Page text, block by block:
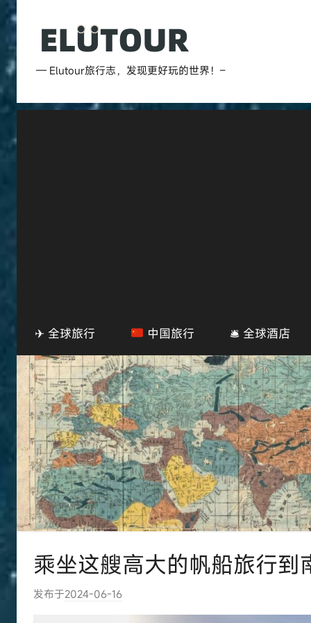
跳
内
Elutour
旅
— Elutour旅行志，发现更好玩的世界！–
✈ 全球旅行 中国旅行 🛎 全球酒店
乘坐这艘高大的帆船旅行到
发布于2024-06-16
者